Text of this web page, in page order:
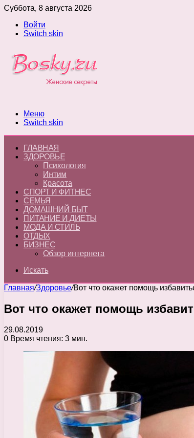
Суббота, 8 августа 2026
Войти
Switch skin
Меню
Switch skin
ГЛАВНАЯ
ЗДОРОВЬЕ
Психология
Интим
Красота
СПОРТ И ФИТНЕС
СЕМЬЯ
ДОМАШНИЙ БЫТ
ПИТАНИЕ И ДИЕТЫ
МОДА И СТИЛЬ
ОТДЫХ
БИЗНЕС
Обзор интернета
Искать
Главная/Здоровье/Вот что окажет помощь
Вот что окажет помощь
29.08.2019
0 Время чтения: 3 мин.